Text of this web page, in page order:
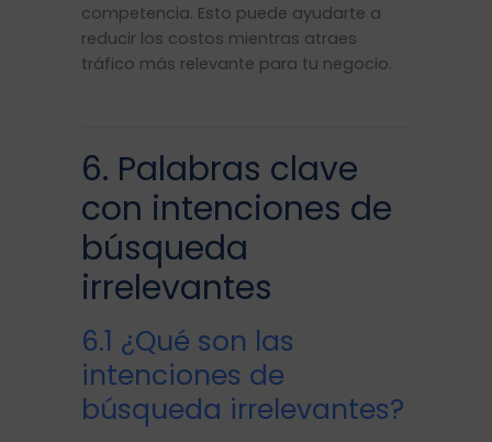
competencia. Esto puede ayudarte a
reducir los costos mientras atraes
tráfico más relevante para tu negocio.
6. Palabras clave
con intenciones de
búsqueda
irrelevantes
6.1 ¿Qué son las
intenciones de
búsqueda irrelevantes?